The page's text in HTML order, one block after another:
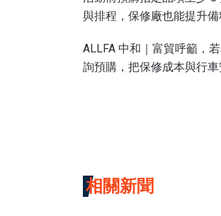
與排程，保修廠也能提升備
ALLFA 中和｜富貿呼籲，
詢預購，把保修成本與行
相關新聞